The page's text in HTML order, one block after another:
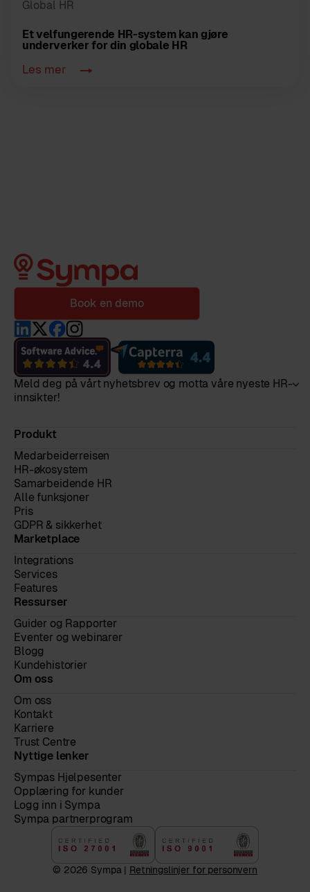
Global HR
Et velfungerende HR-system kan gjøre
underverker for din globale HR
Les mer
Book en demo
Meld deg på vårt nyhetsbrev og motta våre nyeste HR-
innsikter!
Produkt
Medarbeiderreisen
HR-økosystem
Samarbeidende HR
Alle funksjoner
Pris
GDPR & sikkerhet
Marketplace
Integrations
Services
Features
Ressurser
Guider og Rapporter
Eventer og webinarer
Blogg
Kundehistorier
Om oss
Om oss
Kontakt
Karriere
Trust Centre
Nyttige lenker
Sympas Hjelpesenter
Opplæring for kunder
Logg inn i Sympa
Sympa partnerprogram
© 2026 Sympa | Retningslinjer for personvern